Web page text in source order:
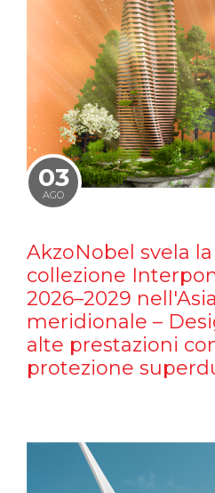
03
AGO
AkzoNobel svela
collezione
2026–2029 nell'Asia
meridionale –
alte prestazioni
protezione